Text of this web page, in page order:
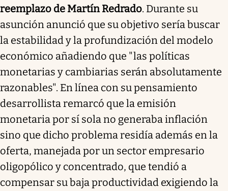
reemplazo de Martín Redrado. Durante su
asunción anunció que su objetivo sería buscar
la estabilidad y la profundización del modelo
económico añadiendo que "las políticas
monetarias y cambiarias serán absolutamente
razonables". En línea con su pensamiento
desarrollista remarcó que la emisión
monetaria por sí sola no generaba inflación
sino que dicho problema residía además en la
oferta, manejada por un sector empresario
oligopólico y concentrado, que tendió a
compensar su baja productividad exigiendo la